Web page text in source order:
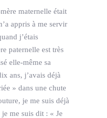
maternelle était
appris à me servir
j’étais
paternelle est très
elle-même sa
ans, j’avais déjà
» dans une chute
je me suis déjà
me suis dit : « Je